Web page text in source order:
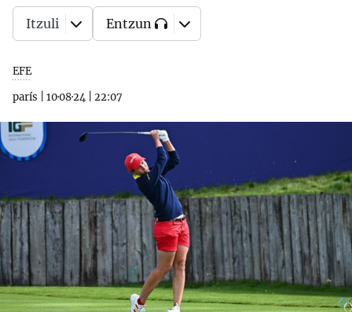
EFE
parís
10·08·24 22:07
Itzuli Entzun